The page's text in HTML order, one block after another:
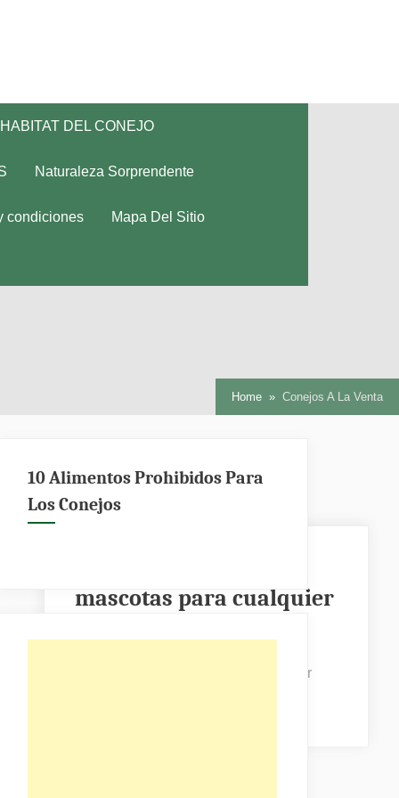
HABITAT DEL CONEJO
Naturaleza Sorprendente
condiciones Mapa Del Sitio
Home Conejos A La Venta
mascotas para cualquier
Administrador
10 Alimentos Prohibidos Para
Los Conejos